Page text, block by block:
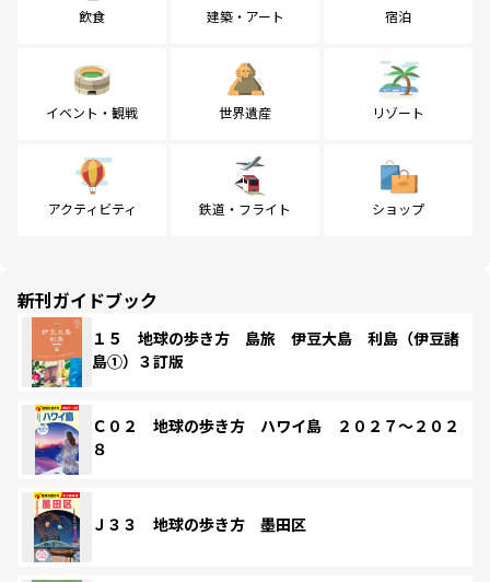
飲食 建築・アート 宿泊
イベント・観戦 世界遺産 リゾート
アクティビティ 鉄道・フライト ショップ
新刊ガイドブック
１５ 地球の歩き方 島旅 伊豆大島 利島（伊豆諸
島①）３訂版
Ｃ０２ 地球の歩き方 ハワイ島 ２０２７～２０２
８
Ｊ３３ 地球の歩き方 墨田区